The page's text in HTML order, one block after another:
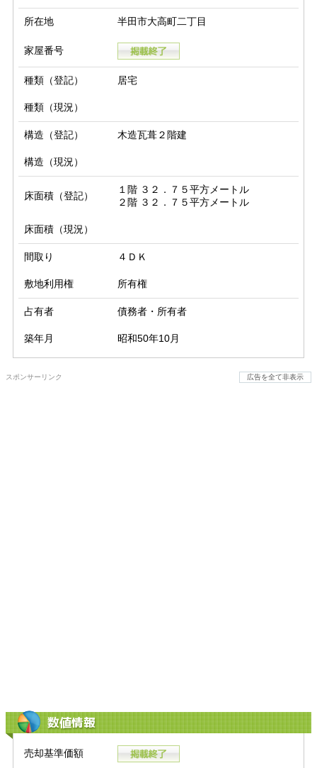
所在地 半田市大高町二丁目
家屋番号
種類（登記） 居宅
種類（現況）
構造（登記） 木造瓦葺２階建
構造（現況）
床面積（登記）
１階 ３２．７５平方メートル
２階 ３２．７５平方メートル
床面積（現況）
間取り ４ＤＫ
敷地利用権 所有権
占有者 債務者・所有者
築年月 昭和50年10月
スポンサーリンク 広告を全て非表示
数値情報
売却基準価額